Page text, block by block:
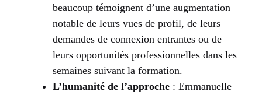
beaucoup témoignent d’une augmentation
notable de leurs vues de profil, de leurs
demandes de connexion entrantes ou de
leurs opportunités professionnelles dans les
semaines suivant la formation.
L’humanité de l’approche : Emmanuelle